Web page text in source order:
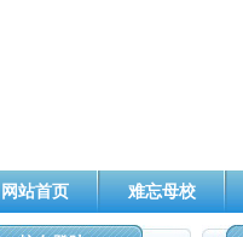
网站首页 难忘母校